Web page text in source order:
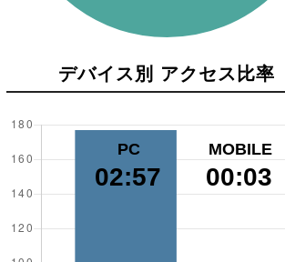
デバイス別 アクセス比率
PC
02:57
MOBILE
00:03